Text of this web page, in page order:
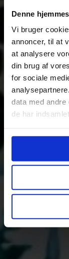
Denne
Vi bruger
annoncer, til at
at analysere
din brug af
for sociale
data med andre
de har